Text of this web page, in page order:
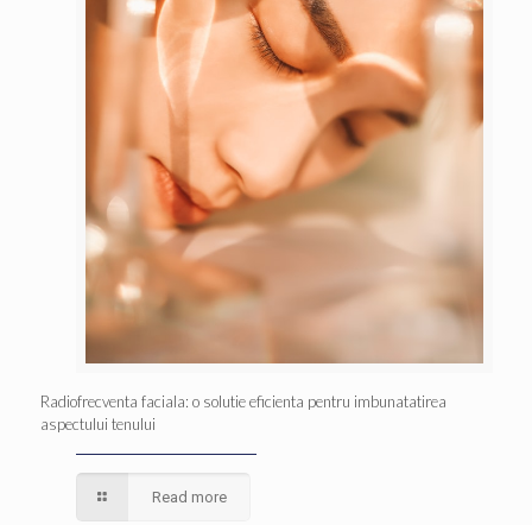
Radiofrecventa faciala: o solutie eficienta pentru imbunatatirea
aspectului tenului
Read more